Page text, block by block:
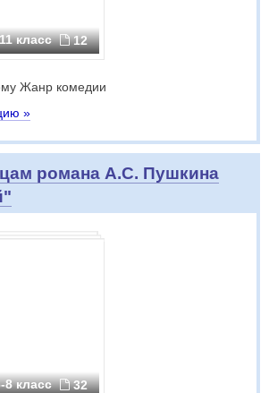
класс 12
Жанр комедии
»
романа А.С. Пушкина
8 класс 32